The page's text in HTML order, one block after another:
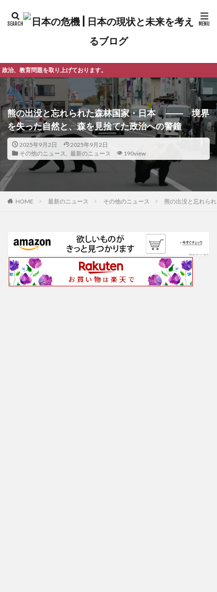
おります。
熊の出没と忘れられた森林国家・日本 ―― 境界
を失った自然と、森を見捨てた政治への警鐘
2025年9月2日
2025年9月2日
その他のニュース
最新のニュース 190view
HOME 最新のニュース その他のニュース 熊の出没と忘れら